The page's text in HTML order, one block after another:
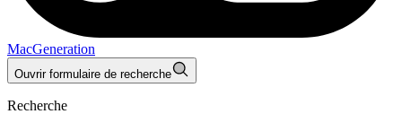
MacGeneration
Ouvrir formulaire de recherche
Recherche